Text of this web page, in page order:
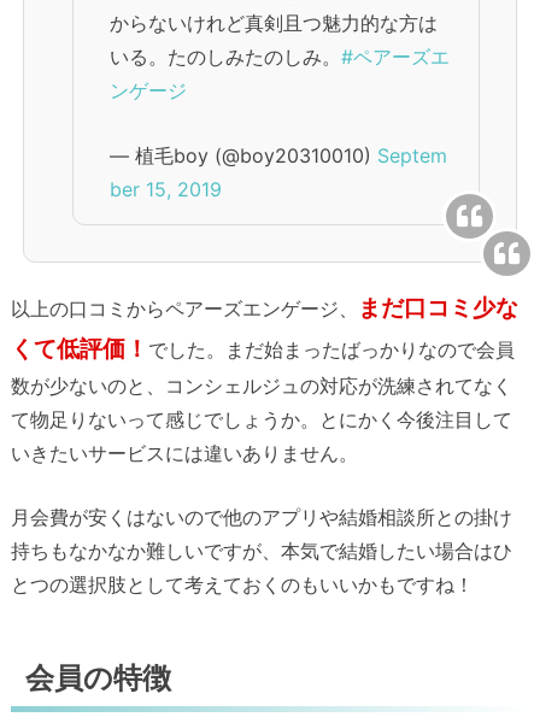
からないけれど真剣且つ魅力的な方は
いる。たのしみたのしみ。 #ペアーズエ
ンゲージ
— 植毛boy (@boy20310010) Septem
ber 15, 2019
以上の口コミからペアーズエンゲージ、
まだ口コミ少な
くて低評価！ でした。まだ始まったばっかりなので会員
数が少ないのと、コンシェルジュの対応が洗練されてなく
て物足りないって感じでしょうか。とにかく今後注目して
いきたいサービスには違いありません。
月会費が安くはないので他のアプリや結婚相談所との掛け
持ちもなかなか難しいですが、本気で結婚したい場合はひ
とつの選択肢として考えておくのもいいかもですね！
会員の特徴